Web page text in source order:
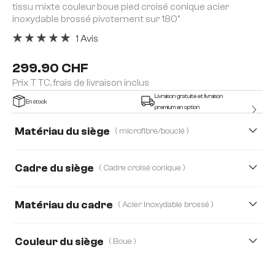
tissu mixte couleur boue pied croisé conique acier
inoxydable brossé pivotement sur 180°
299.90 CHF
Prix TTC, frais de livraison inclus
1 Avis
En stock
Livraison gratuite et livraison
premium en option
Matériau du siège ( microfibre/bouclé )
Webstoff Soft
Cadre du siège ( Cadre croisé conique )
Matériau du cadre ( Acier inoxydable brossé )
Acier inoxydable brossé Bois
Couleur du siège ( Boue )